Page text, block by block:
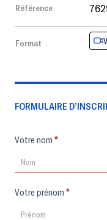
Référence
Format
FORMULAIRE
Formulaire
Votre nom *
Votre prénom *